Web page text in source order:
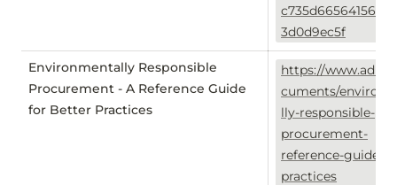
3d0d9ec5f
Environmentally Responsible
Procurement - A Reference Guide
for Better Practices
https://
cuments/
lly-responsible-
procurement-
reference-guide-
practices